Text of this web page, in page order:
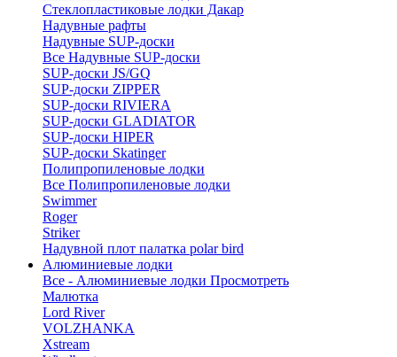
Стеклопластиковые лодки Дакар
Надувные рафты
Надувные SUP-доски
Все Надувные SUP-доски
SUP-доски JS/GQ
SUP-доски ZIPPER
SUP-доски RIVIERA
SUP-доски GLADIATOR
SUP-доски HIPER
SUP-доски Skatinger
Полипропиленовые лодки
Все Полипропиленовые лодки
Swimmer
Roger
Striker
Надувной плот палатка polar bird
Алюминиевые лодки
Все - Алюминиевые лодки Просмотреть
Малютка
Lord River
VOLZHANKA
Xstream